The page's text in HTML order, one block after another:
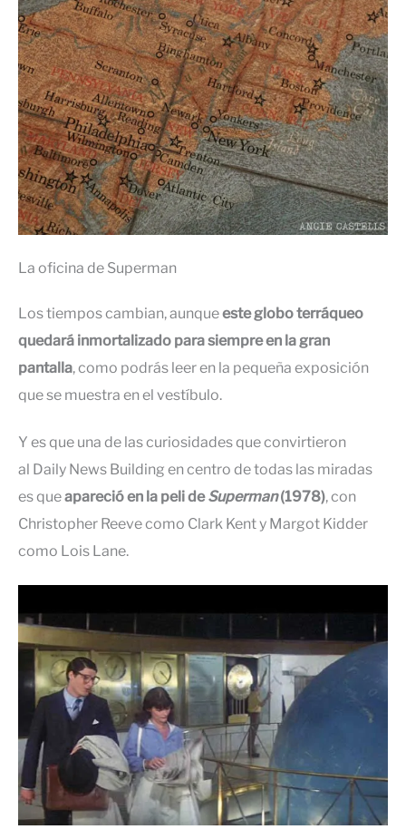
La oficina de Superman
Los tiempos cambian, aunqueeste globo terráqueo
quedará inmortalizado para siempre en la gran
pantalla, como podrás leer en la pequeña exposición
que se muestra en el vestíbulo.
Y es que una de las curiosidades que convirtieron
al Daily News Building en centro de todas las miradas
es queapareció en la peli deSuperman(1978), con
Christopher Reeve como Clark Kent y Margot Kidder
como Lois Lane.